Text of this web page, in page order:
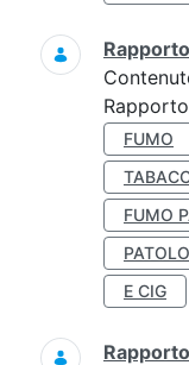
FUMO
FUMO
E CIG